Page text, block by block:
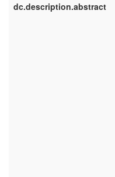
dc.description.abstract